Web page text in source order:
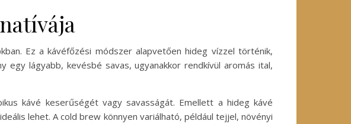
Ez a kávéfőzési módszer alapvetően hideg vízzel történik,
lágyabb, kevésbé savas, ugyanakkor rendkívül aromás ital,
kávé keserűségét vagy savasságát. Emellett a hideg kávé
lehet. A cold brew könnyen variálható, például tejjel, növényi